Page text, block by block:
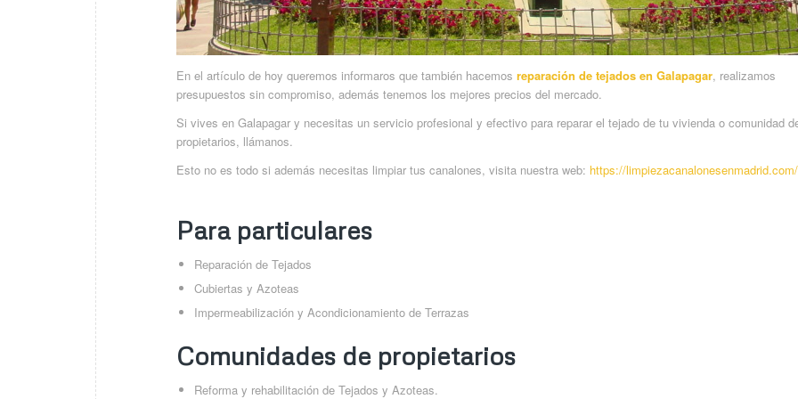
En el artículo de hoy queremos informaros que también hacemos reparación de tejados en Galapagar, realizamos
presupuestos sin compromiso, además tenemos los mejores precios del mercado.
Si vives en Galapagar y necesitas un servicio profesional y efectivo para reparar el tejado de tu vivienda o comunidad
propietarios, llámanos.
Esto no es todo si además necesitas limpiar tus canalones, visita nuestra web: https://limpiezacanalonesenmadrid.com/
Para particulares
Reparación de Tejados
Cubiertas y Azoteas
Impermeabilización y Acondicionamiento de Terrazas
Comunidades de propietarios
Reforma y rehabilitación de Tejados y Azoteas.